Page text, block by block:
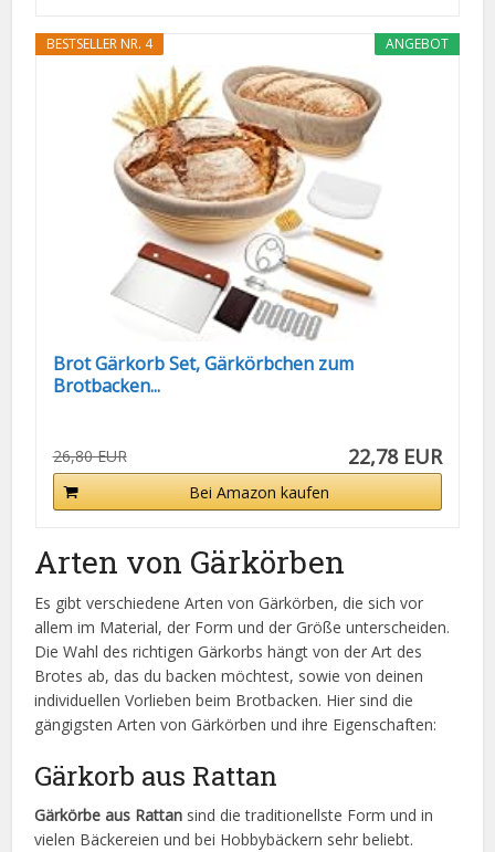
ANGEBOT
BESTSELLER NR. 4
Brot Gärkorb Set, Gärkörbchen zum
Brotbacken...
26,80 EUR 22,78 EUR
Bei Amazon kaufen
Arten von Gärkörben
Es gibt verschiedene Arten von Gärkörben, die sich vor
allem im Material, der Form und der Größe unterscheiden.
Die Wahl des richtigen Gärkorbs hängt von der Art des
Brotes ab, das du backen möchtest, sowie von deinen
individuellen Vorlieben beim Brotbacken. Hier sind die
gängigsten Arten von Gärkörben und ihre Eigenschaften:
Gärkorb aus Rattan
Gärkörbe aus Rattan sind die traditionellste Form und in
vielen Bäckereien und bei Hobbybäckern sehr beliebt.